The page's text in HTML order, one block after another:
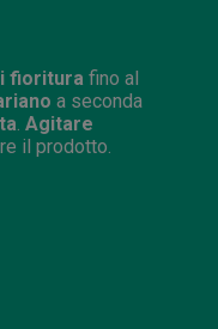
fioritura fino al
a seconda
Agitare
il prodotto.